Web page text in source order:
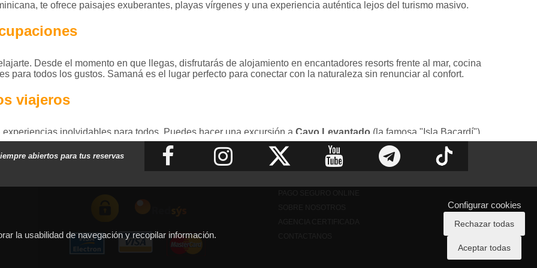
la usabilidad de navegación y recopilar información.
Configurar cookies
Rechazar todas
Aceptar todas
te ofrece paisajes exuberantes, playas vírgenes y una experiencia auténtica lejos del turismo masivo.
Desde el momento en que llegas, disfrutarás de alojamiento en encantadores resorts frente al mar, cocina
para todos los gustos. Samaná es el lugar perfecto para conectar con la naturaleza sin renunciar al confort.
viajeros
inolvidables para todos. Puedes hacer una excursión a Cayo Levantado (la famosa "Isla Bacardí"),
con el avistamiento deballenas jorobadas(entre enero y marzo). También podrás disfrutar de playas
para nadar, hacer snorkel o simplemente descansar bajo las palmeras.
con todo incluido. Este paraíso natural te espera con los brazos abiertos, y con Viajes Palcaribe tendrás
y la tranquilidad se encuentran!
abiertos para tus reservas
Transformamos sueños en destinos